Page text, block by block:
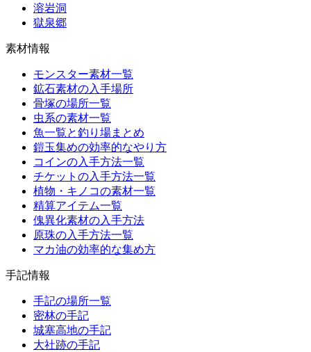
溶岩洞
獄泉郷
素材情報
モンスター素材一覧
鉱石素材の入手場所
骨塚の場所一覧
虫系の素材一覧
魚一覧と釣り場まとめ
鎧玉集めの効率的なやり方
コインの入手方法一覧
チケットの入手方法一覧
植物・キノコの素材一覧
精算アイテム一覧
傀異化素材の入手方法
原珠の入手方法一覧
マカ油の効率的な集め方
手記情報
手記の場所一覧
密林の手記
城塞高地の手記
大社跡の手記